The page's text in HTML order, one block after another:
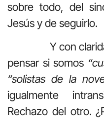
sobre todo, del
Jesús y de seguirlo.
Y con claridad
pensar si somos
“solistas de la
igualmente
Rechazo del otro.